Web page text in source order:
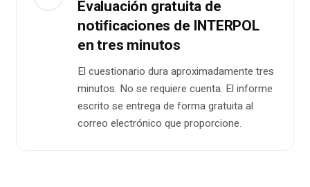
Evaluación gratuita de
notificaciones de INTERPOL
en tres minutos
El cuestionario dura aproximadamente tres
minutos. No se requiere cuenta. El informe
escrito se entrega de forma gratuita al
correo electrónico que proporcione.